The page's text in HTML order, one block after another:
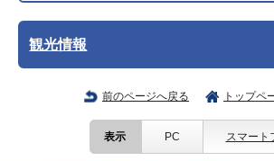
観光情報
前のページへ戻る トップペ
表示 PC スマート